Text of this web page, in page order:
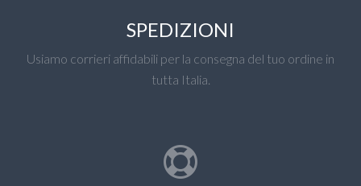
SPEDIZIONI
Usiamo corrieri affidabili per la consegna del tuo ordine in
tutta Italia.